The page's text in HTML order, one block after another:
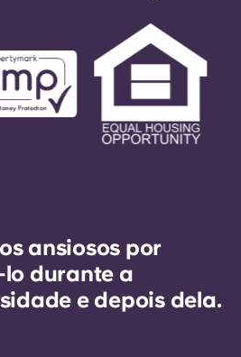
ansiosos por
durante a
e depois dela.